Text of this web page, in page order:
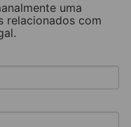
uma
relacionados com